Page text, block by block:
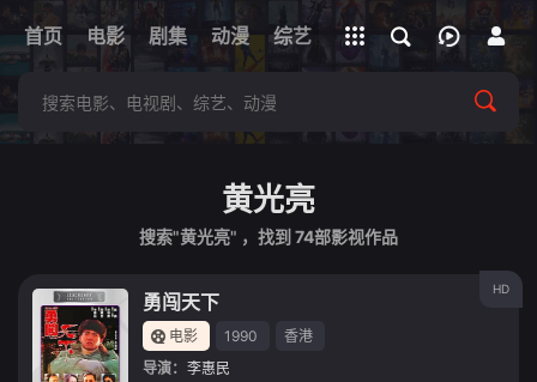
首页 电影 剧集 动漫 综艺 短剧 直播 APP
下载客户端
立即登录
黄光亮
搜索"黄光亮" ，找到 74部影视作品
HD
勇闯天下
电影 1990
香港
导演： 李惠民